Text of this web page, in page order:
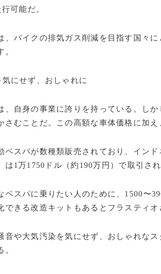
可能だ。
、バイクの排気ガス削減を目指す国々
。
にせず、おしゃれに
、自身の事業に誇りを持っている。し
さむことだ。この高額な車体価格に加え
ベスパが数種類販売されており、イン
は1万1750ドル（約190万円）で取引され
ベスパに乗りたい人のために、1500〜
できる改造キットもあるとフラスティオ
音や大気汚染を気にせず、おしゃれな
。